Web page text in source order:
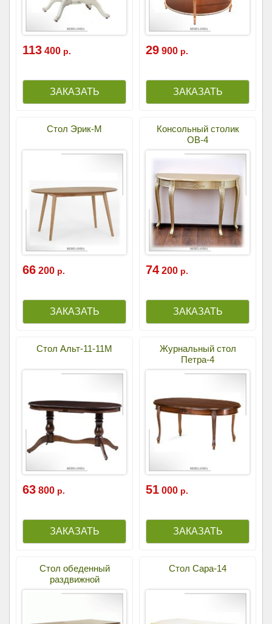
113 400 р. 29 900 р.
Стол Эрик-М
66 200 р.
Консольный столик
ОВ-4
74 200 р.
Стол Альт-11-11М
63 800 р.
Журнальный стол
Петра-4
51 000 р.
Стол обеденный
раздвижной
Стол Сара-14